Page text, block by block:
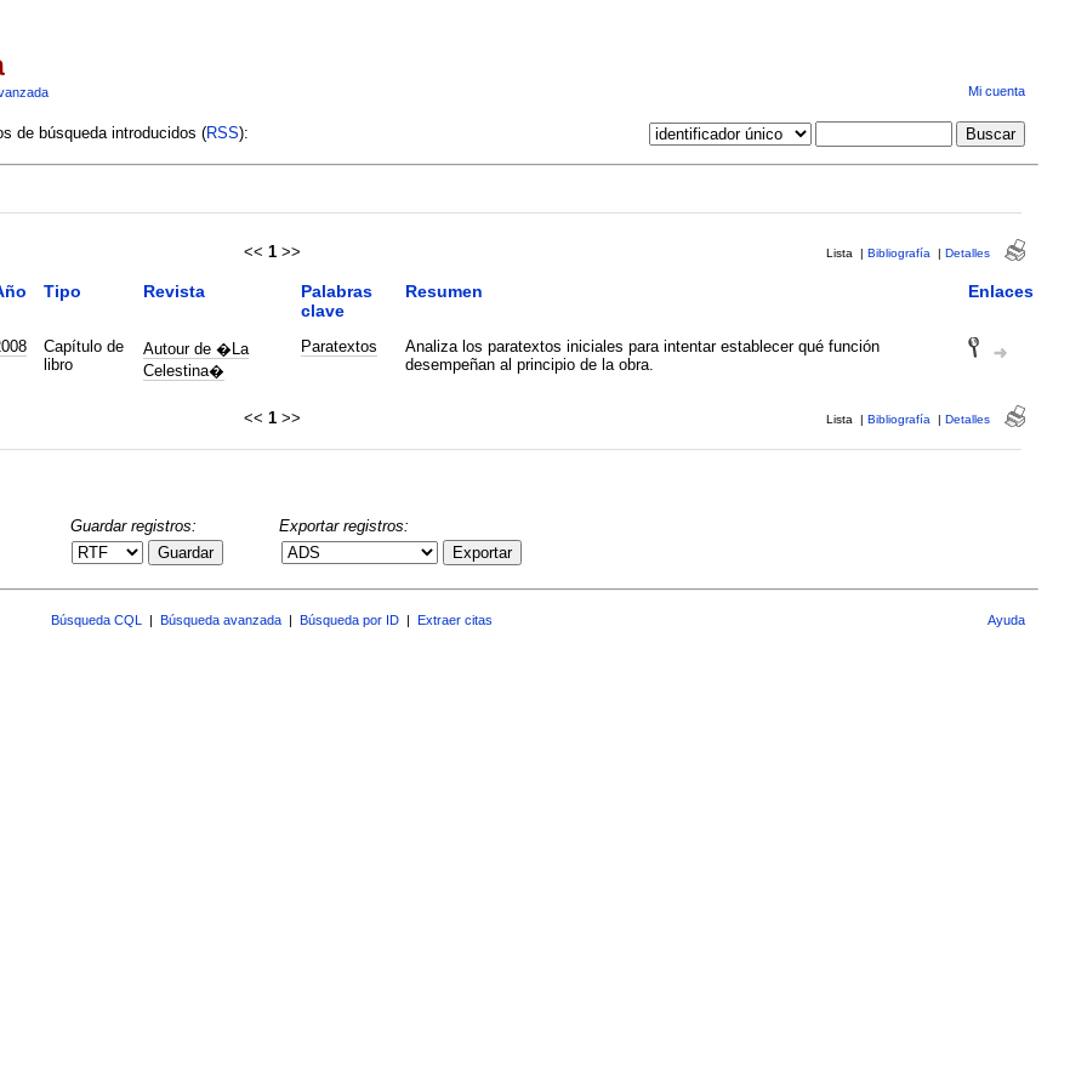
Mi cuenta
de búsqueda introducidos (RSS):
<< 1 >> Lista | Bibliografía | Detalles
Tipo Revista
Palabras
clave
Resumen Enlaces
Capítulo de
libro
Autour de �La
Celestina�
Paratextos
Analiza los paratextos iniciales para intentar establecer qué función
desempeñan al principio de la obra.
<< 1 >> Lista | Bibliografía | Detalles
Guardar registros:
Guardar
Exportar registros:
Exportar
Búsqueda CQL Búsqueda avanzada Búsqueda por ID Extraer citas Ayuda